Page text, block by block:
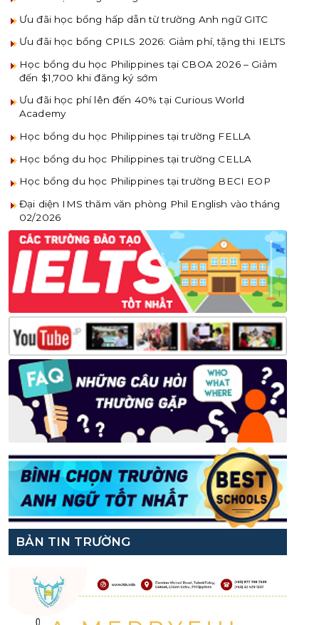
Ưu đãi học bổng hấp dẫn từ trường Anh ngữ GITC
Ưu đãi học bổng CPILS 2026: Giảm phí, tặng thi IELTS
Học bổng du học Philippines tại CBOA 2026 – Giảm
đến $1,700 khi đăng ký sớm
Ưu đãi học phí lên đến 40% tại Curious World
Academy
Học bổng du học Philippines tại trường FELLA
Học bổng du học Philippines tại trường CELLA
Học bổng du học Philippines tại trường BECI EOP
Đại diện IMS thăm văn phòng Phil English vào tháng
02/2026
BẢN TIN TRƯỜNG